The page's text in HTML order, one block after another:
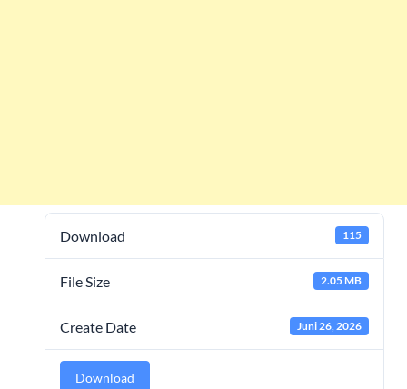
Download 115
File Size 2.05 MB
Create Date Juni 26, 2026
Download